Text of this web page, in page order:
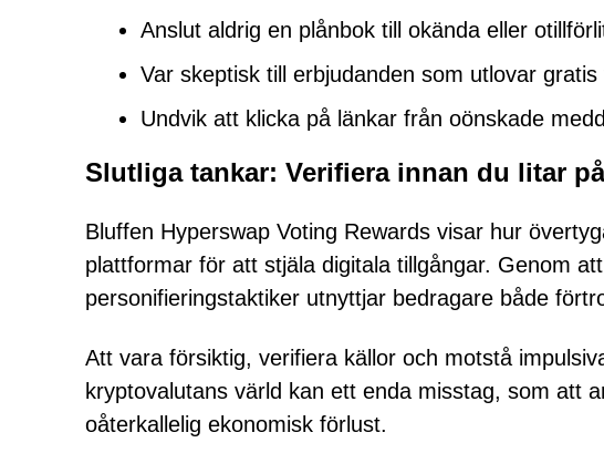
Anslut aldrig en plånbok till okända eller
Var skeptisk till erbjudanden som utlovar
Undvik att klicka på länkar från oönskade
Slutliga tankar: Verifiera innan du litar på
Bluffen Hyperswap Voting Rewards visar hur
plattformar för att stjäla digitala tillgångar. Genom
personifieringstaktiker utnyttjar bedragare både
Att vara försiktig, verifiera källor och motstå
kryptovalutans värld kan ett enda misstag, som att
oåterkallelig ekonomisk förlust.